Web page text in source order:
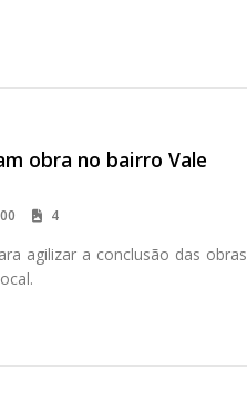
obra no bairro Vale
4
agilizar a conclusão das obras